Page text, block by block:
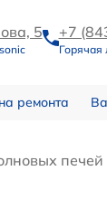
5 +7
Горячая
ремонта
печей